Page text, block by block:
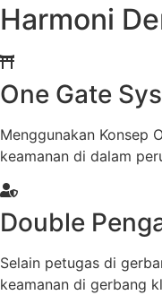
Harmoni
One Gate
Menggunakan Konsep
keamanan di dalam
Double
Selain petugas di
keamanan di gerbang